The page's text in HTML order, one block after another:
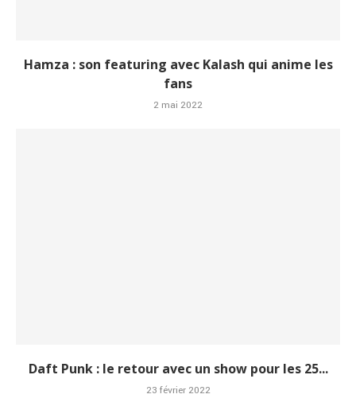
Hamza : son featuring avec Kalash qui anime les
fans
2 mai 2022
Daft Punk : le retour avec un show pour les 25...
23 février 2022